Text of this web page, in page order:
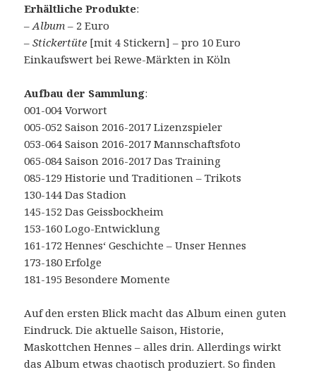
Erhältliche Produkte:
–Album – 2 Euro
–Stickertüte [mit 4 Stickern] – pro 10 Euro
Einkaufswert bei Rewe-Märkten in Köln
Aufbau der Sammlung:
001-004 Vorwort
005-052 Saison 2016-2017 Lizenzspieler
053-064 Saison 2016-2017 Mannschaftsfoto
065-084 Saison 2016-2017 Das Training
085-129 Historie und Traditionen – Trikots
130-144 Das Stadion
145-152 Das Geissbockheim
153-160 Logo-Entwicklung
161-172 Hennes‘ Geschichte – Unser Hennes
173-180 Erfolge
181-195 Besondere Momente
Auf den ersten Blick macht das Album einen guten
Eindruck. Die aktuelle Saison, Historie,
Maskottchen Hennes – alles drin. Allerdings wirkt
das Album etwas chaotisch produziert. So finden